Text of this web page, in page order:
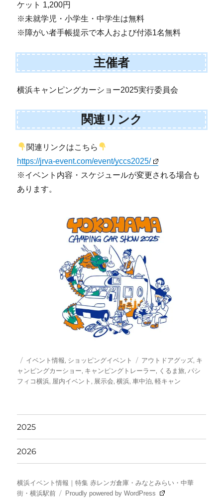
ケット 1,200円
※未就学児・小学生・中学生は無料
※障がい者手帳提示で本人および付添1名無料
主催者
横浜キャンピングカーショー2025実行委員会
関連リンク
関連リンクはこちら
https://jrva-event.com/event/yccs2025/
※イベント内容・スケジュールが変更される場合も
あります。
投
稿
日:
カ
テ
ゴ
イベント情報, ショッピングイベント
タ
グ
アウトドアグッズ, キ
ャンピングカーショー, キャンピングトレーラー, くるま旅,パシ
フィコ横浜, 屋内イベント, 展示会,横浜,車中泊,軽キャン
2025
2026
横浜イベント情報｜特集 赤レンガ倉庫・みなとみらい・中華
街・横浜駅前
Proudly powered by WordPress